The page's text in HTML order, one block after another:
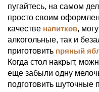
пугайтесь, на самом
просто своим
качестве напитков,
алкогольные, так и
приготовить пряный
Когда стол накрыт,
еще забыли одну
подготовить шуточные